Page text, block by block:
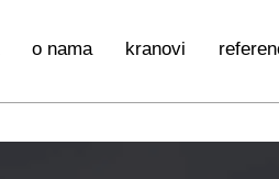
o nama kranovi